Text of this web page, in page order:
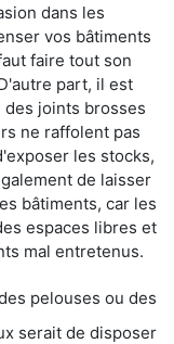
dans les
vos bâtiments
faire tout son
part, il est
joints brosses
ne raffolent pas
les stocks,
de laisser
bâtiments, car les
espaces libres et
mal entretenus.
pelouses ou des
serait de disposer